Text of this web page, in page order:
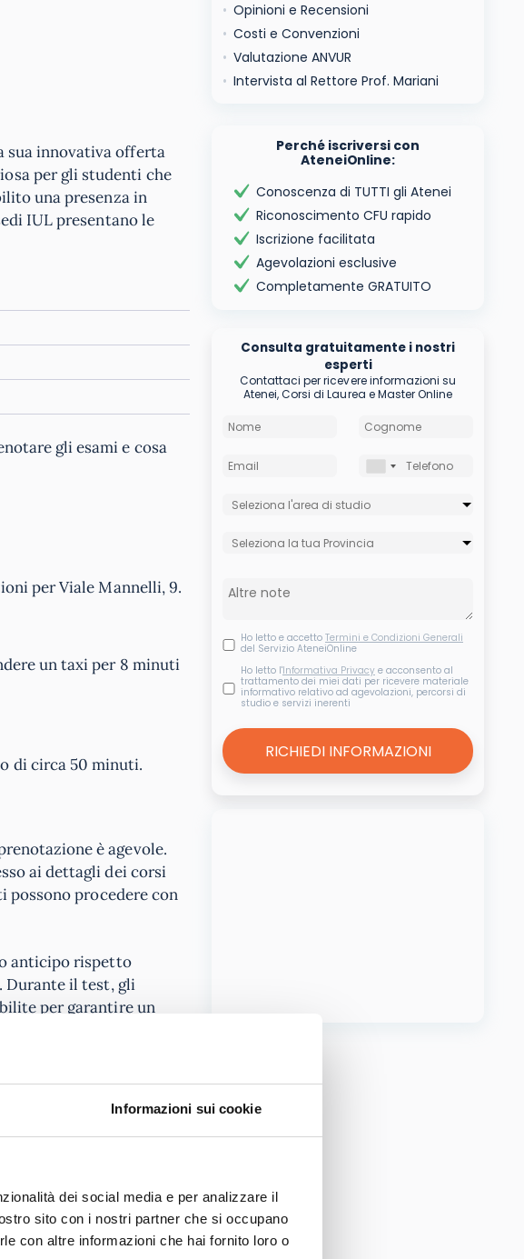
Informazioni sui cookie
dei social media e per analizzare il
sito con i nostri partner che si occupano
con altre informazioni che hai fornito loro o
sua innovativa offerta
per gli studenti che
una presenza in
IUL presentano le
gli esami e cosa
per Viale Mannelli, 9.
un taxi per 8 minuti
di circa 50 minuti.
è agevole.
ai dettagli dei corsi
possono procedere con
anticipo rispetto
Durante il test, gli
per garantire un
una varietà di discipline
master online, con la
una piattaforma
e interattiva,
Opinioni e Recensioni
Costi e Convenzioni
Valutazione ANVUR
Intervista al Rettore Prof. Mariani
Perché iscriversi con
AteneiOnline:
Conoscenza di TUTTI gli Atenei
Riconoscimento CFU rapido
Iscrizione facilitata
Agevolazioni esclusive
Completamente GRATUITO
Consulta gratuitamente i nostri
esperti
Contattaci per ricevere informazioni su
Atenei, Corsi di Laurea e Master Online
Ho letto e accetto Termini e Condizioni Generali
del Servizio AteneiOnline
Ho letto l'Informativa Privacy e acconsento al
trattamento dei miei dati per ricevere materiale
informativo relativo ad agevolazioni, percorsi di
studio e servizi inerenti